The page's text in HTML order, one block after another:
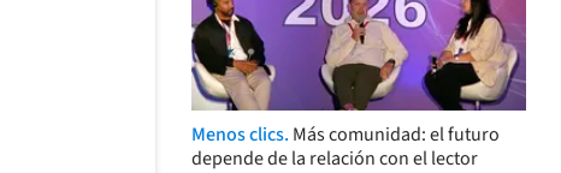
Menos clics. Más comunidad: el futuro
depende de la relación con el lector